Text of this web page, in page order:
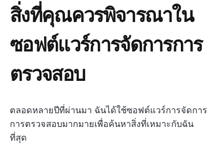
สิ่งที่คุณควรพิจารณาใน
ซอฟต์แวร์การจัดการการ
ตรวจสอบ
ตลอดหลายปีที่ผ่านมา ฉันได้ใช้ซอฟต์แวร์การจัดการ
การตรวจสอบมากมายเพื่อค้นหาสิ่งที่เหมาะกับฉัน
ที่สุด